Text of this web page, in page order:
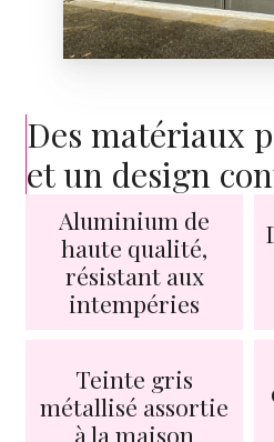
Des matériaux
et un design
Aluminium de
haute qualité,
résistant aux
intempéries
Teinte gris
métallisé assortie
à la maison